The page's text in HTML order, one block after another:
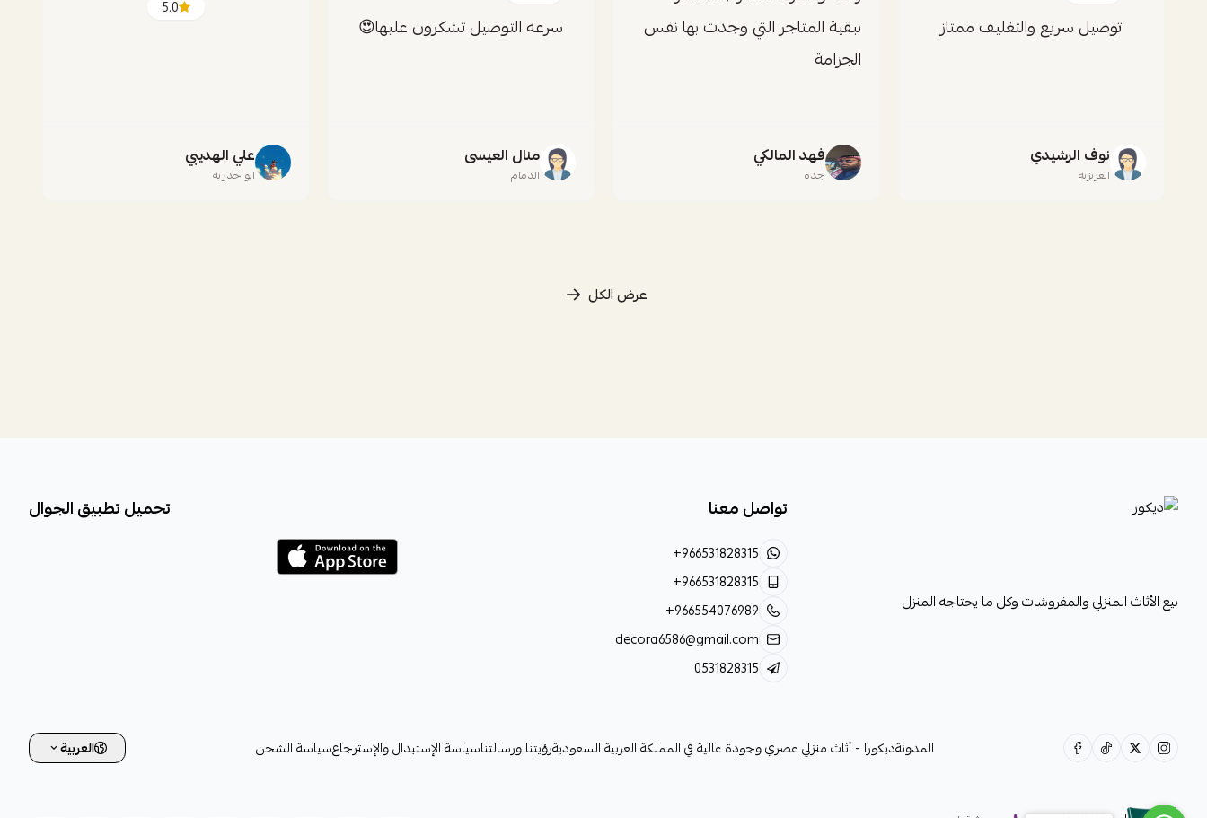
توصيل سريع والتغليف ممتاز
نوف الرشيدي
العزيزية
ببقية المتاجر التي وجدت بها نفس
الجزامة
فهد المالكي
جدة
سرعه التوصيل تشكرون عليها😍
منال العيسى
الدمام
5.0
علي الهديبي
ابو حدرية
عرض الكل
ديكورا
بيع الأثاث المنزلي والمفروشات وكل ما يحتاجه المنزل
تواصل معنا
+966531828315
+966531828315
+966554076989
decora6586@gmail.com
0531828315
تحميل تطبيق الجوال
المدونةديكورا - أثاث منزلي عصري وجودة عالية في المملكة العربية السعوديةرؤيتنا ورسالتناسياسة الإستبدال والإسترجاعسياسة الشحن العربية